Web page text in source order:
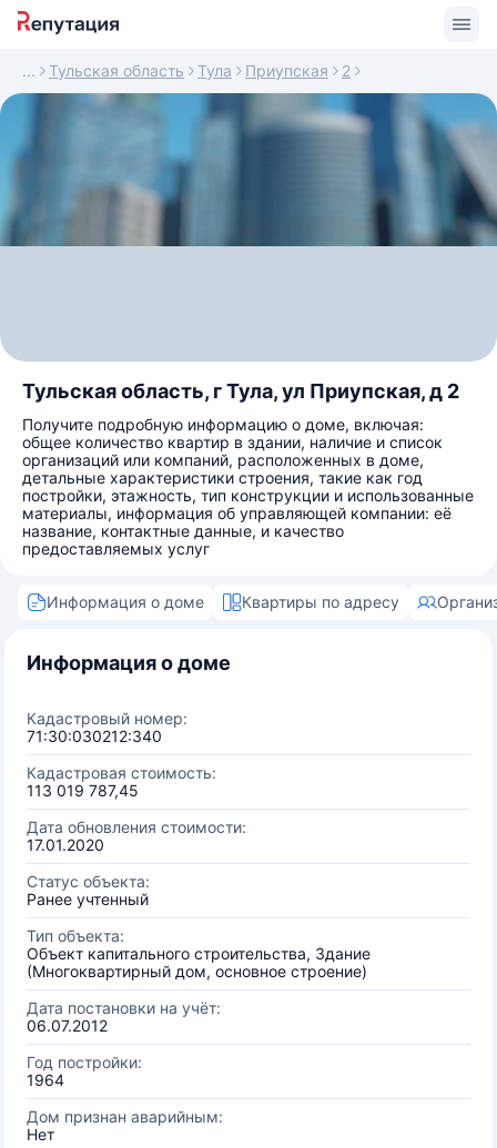
Тульская область Тула Приупская 2
Тульская область, г Тула, ул Приупская, д 2
Получите подробную информацию о доме, включая:
общее количество квартир в здании, наличие и список
организаций или компаний, расположенных в доме,
детальные характеристики строения, такие как год
постройки, этажность, тип конструкции и использованные
материалы, информация об управляющей компании: её
название, контактные данные, и качество
предоставляемых услуг
Информация о доме Квартиры по адресу
Информация о доме
Кадастровый номер:
71:30:030212:340
Кадастровая стоимость:
113 019 787,45
Дата обновления стоимости:
17.01.2020
Статус объекта:
Ранее учтенный
Тип объекта:
Объект капитального строительства, Здание
(Многоквартирный дом, основное строение)
Дата постановки на учёт:
06.07.2012
Год постройки:
1964
Дом признан аварийным:
Нет